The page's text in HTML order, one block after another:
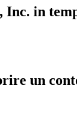
Inc. in
un